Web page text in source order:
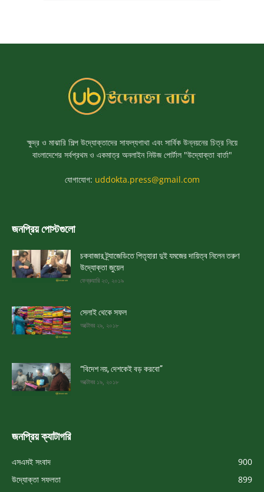
ক্ষুদ্র ও মাঝারি শিল্প উদ্যোক্তাদের সাফল্যগাথা এবং সার্বিক উন্নয়নের চিত্র নিয়ে
বাংলাদেশের সর্বপ্রথম ও একমাত্র অনলাইন নিউজ পোর্টাল "উদ্যোক্তা বার্তা"
যোগাযোগ: uddokta.press@gmail.com
জনপ্রিয় পোস্টগুলো
চকবাজার ট্র্যাজেডিতে পিতৃহারা দুই যমজের দায়িত্ব নিলেন তরুণ
উদ্যোক্তা জুয়েল
ফেব্রুয়ারি ২৩, ২০১৯
সেলাই থেকে সফল
অক্টোবর ২৯, ২০১৮
“বিদেশ নয়, দেশকেই বড় করবো”
অক্টোবর ১৯, ২০১৮
জনপ্রিয় ক্যাটাগরি
এসএমই সংবাদ
900
উদ্যোক্তা সফলতা
899